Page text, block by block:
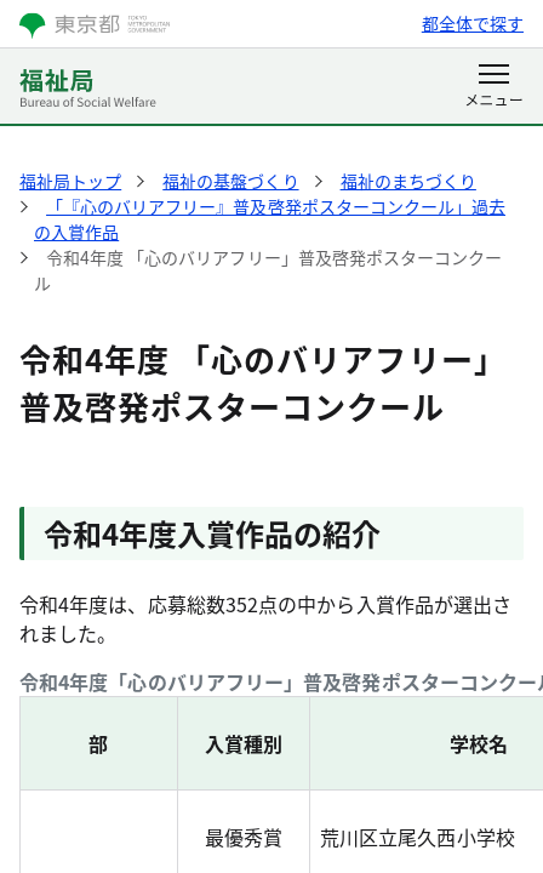
都全体で探す
福祉局トップ 福祉の基盤づくり
福祉のまちづくり
「『心のバリアフリー』普及啓発ポスターコンクール」過去
の入賞作品
令和4年度 「心のバリアフリー」普及啓発ポスターコンクー
ル
令和4年度 「心のバリアフリー」
普及啓発ポスターコンクール
令和4年度入賞作品の紹介
令和4年度は、応募総数352点の中から入賞作品が選出さ
れました。
令和4年度「心のバリアフリー」普及啓発ポスターコンク
部 入賞種別 学校名
最優秀賞 荒川区立尾久西小学校